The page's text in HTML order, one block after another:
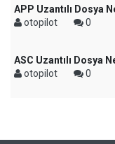
APP Uzantılı Dosya
otopilot
0
ASC Uzantılı Dosya
otopilot
0